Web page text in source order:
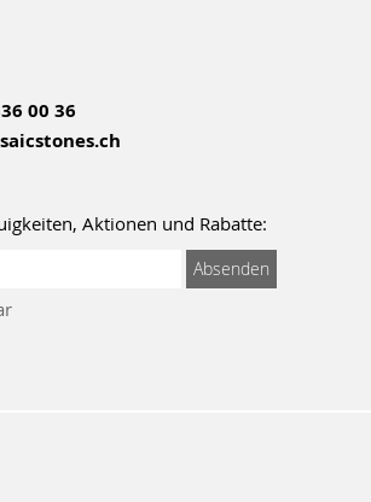
00 36
Aktionen und Rabatte:
Absenden